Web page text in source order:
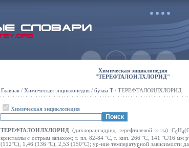
Химическая энциклопедия
"ТЕРЕФТАЛОИЛХЛОРИД"
Главная / Химическая энциклопедия / буква Т / ТЕРЕФТАЛОИЛХЛОРИД
Химическая энциклопедия
ТЕРЕФТАЛОИЛХЛОРИД (дихлорангидрид терефталевой к-ты) С6Н4
кристаллы с острым запахом; т. пл. 82-84 °С, т. кип. 266 °С, 141 °С/16 мм
(112°С), 1,46 (136 °С), 2,53 (150°С); ур-ние температурной зависимости